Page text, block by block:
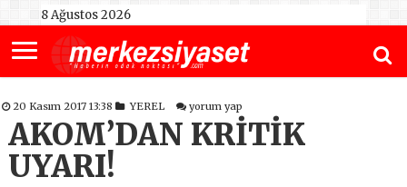
8 Ağustos 2026
20 Kasım 2017 13:38 YEREL yorum yap
AKOM’DAN KRİTİK
UYARI!